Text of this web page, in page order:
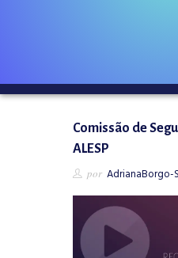
Comissão de
ALESP
por AdrianaBorgo-